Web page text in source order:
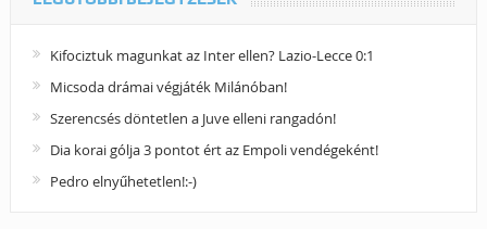
Kifociztuk magunkat az Inter ellen? Lazio-Lecce 0:1
Micsoda drámai végjáték Milánóban!
Szerencsés döntetlen a Juve elleni rangadón!
Dia korai gólja 3 pontot ért az Empoli vendégeként!
Pedro elnyűhetetlen!:-)